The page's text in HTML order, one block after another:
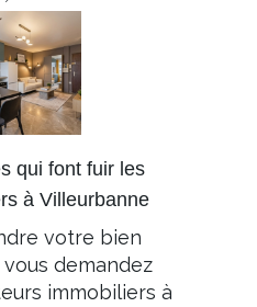
qui font fuir les
à Villeurbanne
votre bien
demandez
immobiliers à